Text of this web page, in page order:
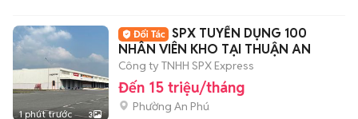
1 phút trước 3
SPX TUYỂN DỤNG 100
NHÂN VIÊN KHO TẠI THUẬN AN
Công ty TNHH SPX Express
Đến 15 triệu/tháng
Phường An Phú